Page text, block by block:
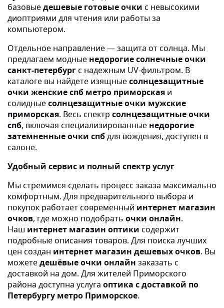
базовыедешевые готовые очки с невысокими
диоптриями для чтения или работы за
компьютером.
Отдельное направление — защита от солнца. Мы
предлагаем модные недорогие солнечные очки
санкт-петербургс надежным UV-фильтром. В
каталоге вы найдете изящныесолнцезащитные
очки женские спб метро приморская и
солидныесолнцезащитные очки мужские
приморская. Весь спектр солнцезащитные очки
спб, включая специализированные недорогие
затемненные очки спбдля вождения, доступен в
салоне.
Удобный сервис и полный спектр услуг
Мы стремимся сделать процесс заказа максимально
комфортным. Для предварительного выбора и
покупок работает современный интернет магазин
очков, где можно подобрать очки онлайн.
Наш интернет магазин оптики содержит
подробные описания товаров. Для поиска лучших
цен создан интернет магазин дешевых очков. Вы
можетедешёвые очки онлайн заказать с
доставкой на дом. Для жителей Приморского
района доступна услуга оптика с доставкой по
Петербургу метро Приморское.